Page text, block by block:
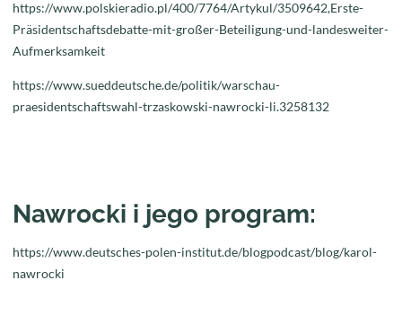
https://www.polskieradio.pl/400/7764/Artykul/3509642,Erste-
Präsidentschaftsdebatte-mit-großer-Beteiligung-und-landesweiter-
Aufmerksamkeit
https://www.sueddeutsche.de/politik/warschau-
praesidentschaftswahl-trzaskowski-nawrocki-li.3258132
Nawrocki i jego program:
https://www.deutsches-polen-institut.de/blogpodcast/blog/karol-
nawrocki